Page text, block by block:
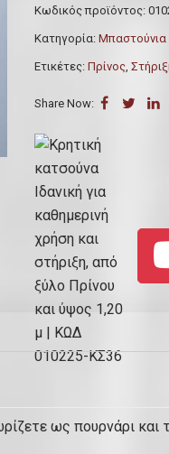
Κωδικός προϊόντος:
Κατηγορία: Μπαστούνια
Ετικέτες: Πρίνος,
Share Now:
ως πουρνάρι και